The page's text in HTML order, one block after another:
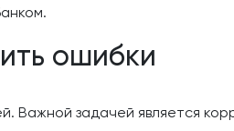
ошибки
Важной задачей является